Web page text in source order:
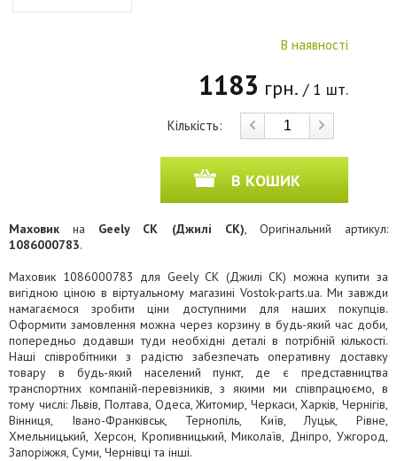
В наявності
1183 грн. / 1 шт.
Кількість:
В КОШИК
Маховик на Geely CK (Джилі СК), Оригінальний артикул:
1086000783.
Маховик 1086000783 для Geely CK (Джилі СК) можна купити за
вигідною ціною в віртуальному магазині Vostok-parts.ua. Ми завжди
намагаємося зробити ціни доступними для наших покупців.
Оформити замовлення можна через корзину в будь-який час доби,
попередньо додавши туди необхідні деталі в потрібній кількості.
Наші співробітники з радістю забезпечать оперативну доставку
товару в будь-який населений пункт, де є представництва
транспортних компаній-перевізників, з якими ми співпрацюємо, в
тому числі: Львів, Полтава, Одеса, Житомир, Черкаси, Харків, Чернігів,
Вінниця, Івано-Франківськ, Тернопіль, Київ, Луцьк, Рівне,
Хмельницький, Херсон, Кропивницький, Миколаїв, Дніпро, Ужгород,
Запоріжжя, Суми, Чернівці та інші.